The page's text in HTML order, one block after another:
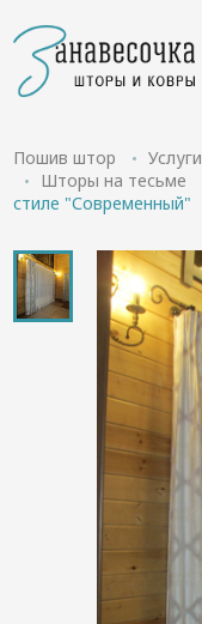
Пошив штор Услуги
Шторы на тесьме
стиле "Современный"